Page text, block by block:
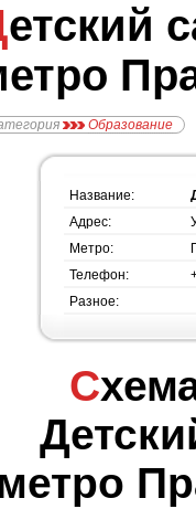
Образование
Название:
Адрес:
Метро:
Телефон:
Разное:
Схема проезда -